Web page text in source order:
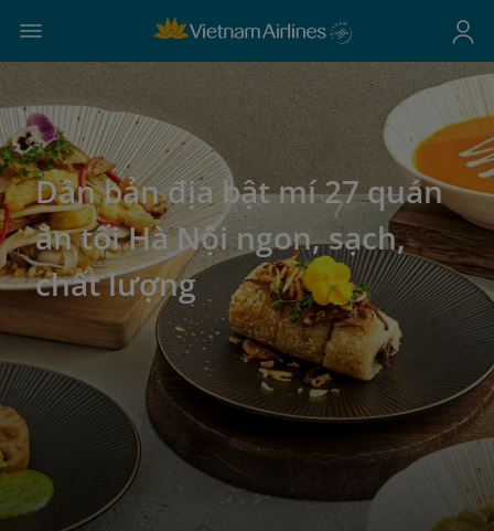
Dân bản địa bật mí 27 quán
ăn tối Hà Nội ngon, sạch,
chất lượng